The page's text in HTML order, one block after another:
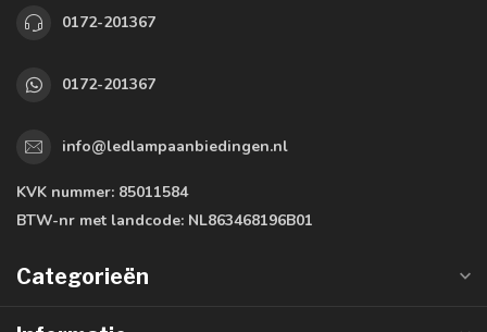
0172-201367
0172-201367
info@ledlampaanbiedingen.nl
KVK nummer: 85011584
BTW-nr met landcode: NL863468196B01
Categorieën